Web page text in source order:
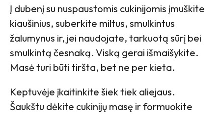
Į dubenį su nuspaustomis cukinijomis įmuškite
kiaušinius, suberkite miltus, smulkintus
žalumynus ir, jei naudojate, tarkuotą sūrį bei
smulkintą česnaką. Viską gerai išmaišykite.
Masė turi būti tiršta, bet ne per kieta.
Keptuvėje įkaitinkite šiek tiek aliejaus.
Šaukštu dėkite cukinijų masę ir formuokite